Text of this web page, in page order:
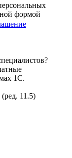
формой
1С.
11.5)